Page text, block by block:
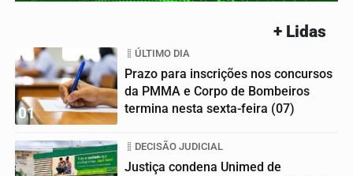
+ Lidas
01
ÚLTIMO DIA
Prazo para inscrições nos concursos
da PMMA e Corpo de Bombeiros
termina nesta sexta-feira (07)
DECISÃO JUDICIAL
Justiça condena Unimed de